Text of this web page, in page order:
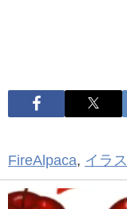
FireAlpaca, イラ